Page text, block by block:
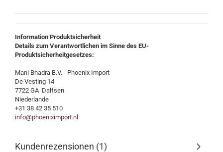
Information Produktsicherheit
Details zum Verantwortlichen im Sinne des EU-
Produktsicherheitgesetzes:
Mani Bhadra B.V. - Phoenix Import
De Vesting 14
7722 GA Dalfsen
Niederlande
+31 38 42 35 510
info@phoeniximport.nl
Kundenrezensionen (1)